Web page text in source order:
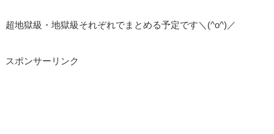
超地獄級・地獄級それぞれでまとめる予定です＼(^o^)／
スポンサーリンク